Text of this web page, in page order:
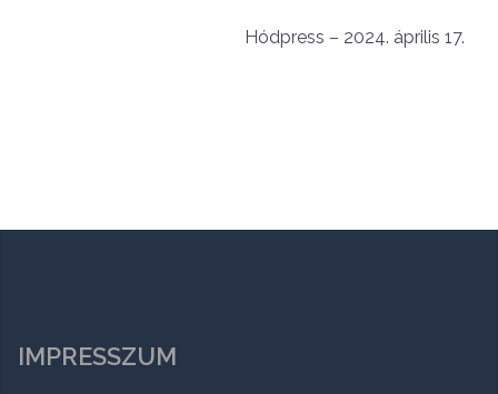
Hódpress – 2024. április 17.
IMPRESSZUM